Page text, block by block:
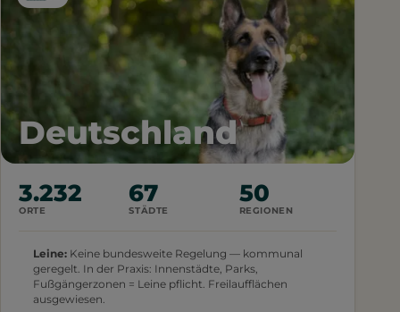
Deutschland
3.232
ORTE
67
STÄDTE
50
REGIONEN
Leine: Keine bundesweite Regelung — kommunal
geregelt. In der Praxis: Innenstädte, Parks,
Fußgängerzonen = Leine pflicht. Freilaufflächen
ausgewiesen.